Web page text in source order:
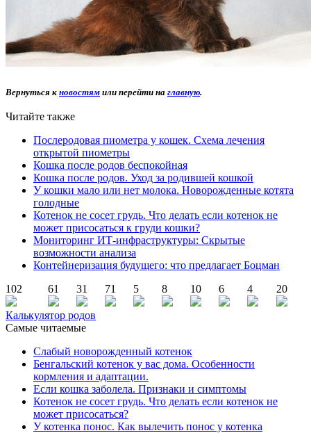
Вернуться к новостям или перейти на главную.
Читайте также
Послеродовая пиометра у кошек. Схема лечения
открытой пиометры
Кошка после родов беспокойная
Кошка после родов. Уход за родившей кошкой
У кошки мало или нет молока. Новорожденные котята
голодные
Котенок не сосет грудь. Что делать если котенок не
может присосаться к груди кошки?
Мониторинг ИТ-инфраструктуры: Скрытые
возможности анализа
Контейнеризация будущего: что предлагает Боцман
102
61 31 71 5 8 10 6 4 20
Калькулятор родов
Самые читаемые
Слабый новорожденный котенок
Бенгальский котенок у вас дома. Особенности
кормления и адаптации.
Если кошка заболела. Признаки и симптомы
Котенок не сосет грудь. Что делать если котенок не
может присосаться?
У котенка понос. Как вылечить понос у котенка